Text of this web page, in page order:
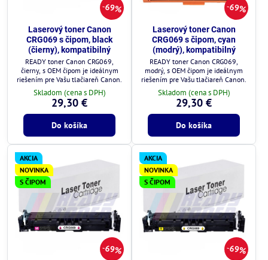
69%
Laserový toner Canon
CRG069 s čipom, black
(čierny), kompatibilný
READY toner Canon CRG069,
čierny, s OEM čipom je ideálnym
riešením pre Vašu tlačiareň Canon.
Skladom (cena s DPH)
29,30 €
Do košíka
69%
Laserový toner Canon
CRG069 s čipom, cyan
(modrý), kompatibilný
READY toner Canon CRG069,
modrý, s OEM čipom je ideálnym
riešením pre Vašu tlačiareň Canon.
Skladom (cena s DPH)
29,30 €
Do košíka
69%
AKCIA
NOVINKA
S ČIPOM
69%
AKCIA
NOVINKA
S ČIPOM